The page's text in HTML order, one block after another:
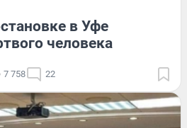
в Уфе
человека
7 758 22